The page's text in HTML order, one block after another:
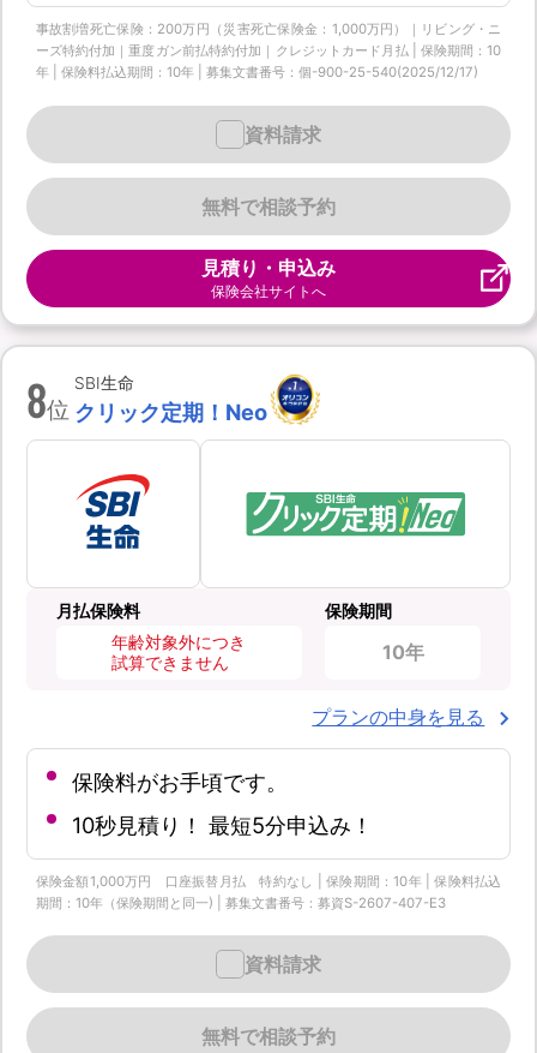
事故割増死亡保険：200万円（災害死亡保険金：1,000万円）｜リビング・ニ
ーズ特約付加｜重度ガン前払特約付加｜クレジットカード月払 | 保険期間：10
年 | 保険料払込期間：10年 | 募集文書番号：個-900-25-540(2025/12/17)
無料で相談予約
資料請求
見積り・申込み
保険会社サイトへ
8位
SBI生命
クリック定期！Neo
月払保険料
年齢対象外につき
試算できません
保険期間
10年
プランの中身を見る
保険料がお手頃です。
10秒見積り！ 最短5分申込み！
保険金額1,000万円 口座振替月払 特約なし | 保険期間：10年 | 保険料払込
期間：10年（保険期間と同一) | 募集文書番号：募資S-2607-407-E3
無料で相談予約
資料請求